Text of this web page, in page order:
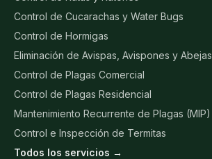
Control de Cucarachas y Water Bugs
Control de Hormigas
Eliminación de Avispas, Avispones y Abejas
Control de Plagas Comercial
Control de Plagas Residencial
Mantenimiento Recurrente de Plagas (MIP)
Control e Inspección de Termitas
Todos los servicios →